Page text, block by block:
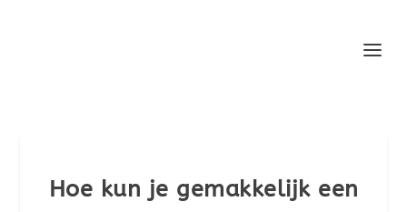
Hoe kun je gemakkelijk een